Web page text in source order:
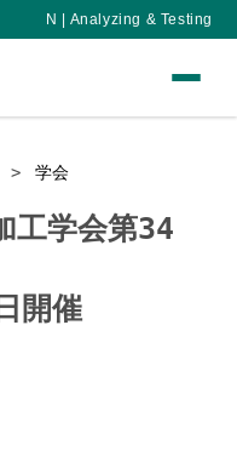
N | Analyzing & Testing
学会
工学会第34
開催